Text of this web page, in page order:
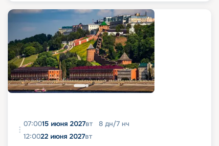
07:0015 июня 2027вт 8 дн/7 нч
12:0022 июня 2027вт